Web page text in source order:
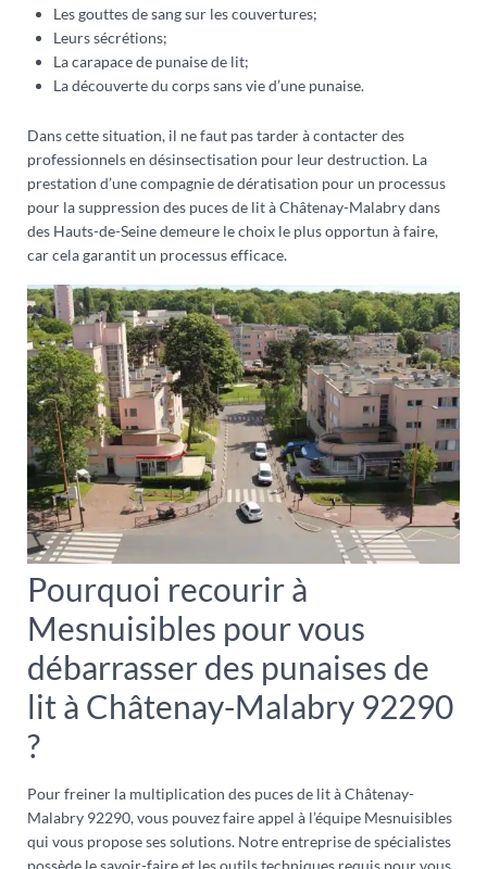
Les gouttes de sang sur les couvertures;
Leurs sécrétions;
La carapace de punaise de lit;
La découverte du corps sans vie d’une punaise.
Dans cette situation, il ne faut pas tarder à contacter des
professionnels en désinsectisation pour leur destruction. La
prestation d’une compagnie de dératisation pour un processus
pour la suppression des puces de lit à Châtenay-Malabry dans
des Hauts-de-Seine demeure le choix le plus opportun à faire,
car cela garantit un processus efficace.
Pourquoi recourir à
Mesnuisibles pour vous
débarrasser des punaises de
lit à Châtenay-Malabry 92290
?
Pour freiner la multiplication des puces de lit à Châtenay-
Malabry 92290, vous pouvez faire appel à l’équipe Mesnuisibles
qui vous propose ses solutions. Notre entreprise de spécialistes